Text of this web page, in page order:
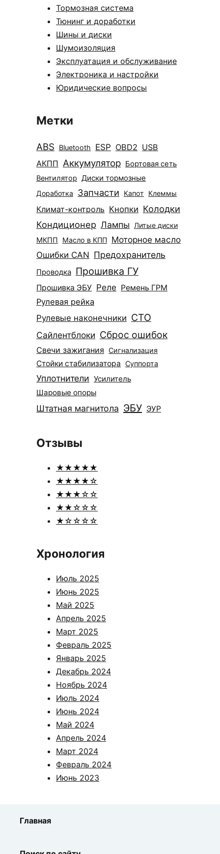
Тормозная система
Тюнинг и доработки
Шины и диски
Шумоизоляция
Эксплуатация и обслуживание
Электроника и настройки
Юридические вопросы
Метки
ABS Bluetooth ESP OBD2 USB
АКПП Аккумулятор Бортовая сеть
Вентилятор Диски тормозные
Доработка Запчасти Капот Клеммы
Климат-контроль Кнопки Колодки
Кондиционер Лампы Литые диски
МКПП Масло в КПП
Моторное масло
Ошибки CAN Предохранитель
Проводка Прошивка ГУ
Прошивка ЭБУ Реле Ремень ГРМ
Рулевая рейка
Рулевые наконечники СТО
Сайлентблоки Сброс ошибок
Свечи зажигания Сигнализация
Стойки стабилизатора Суппорта
Уплотнители Усилитель
Шаровые опоры
Штатная магнитола ЭБУ ЭУР
Отзывы
★★★★★
★★★★☆
★★★☆☆
★★☆☆☆
★☆☆☆☆
Хронология
Июль 2025
Июнь 2025
Май 2025
Апрель 2025
Март 2025
Февраль 2025
Январь 2025
Декабрь 2024
Ноябрь 2024
Июль 2024
Июнь 2024
Май 2024
Апрель 2024
Март 2024
Февраль 2024
Июнь 2023
Главная